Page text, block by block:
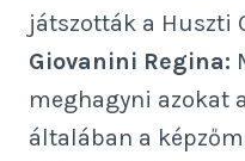
játszották a Huszti
Giovanini Regina:
meghagyni azokat
általában a